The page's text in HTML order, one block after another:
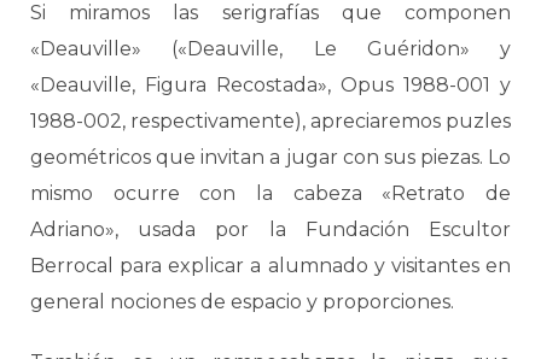
Si miramos las serigrafías que componen
«Deauville» («Deauville, Le Guéridon» y
«Deauville, Figura Recostada», Opus 1988-001 y
1988-002, respectivamente), apreciaremos puzles
geométricos que invitan a jugar con sus piezas. Lo
mismo ocurre con la cabeza «Retrato de
Adriano», usada por la Fundación Escultor
Berrocal para explicar a alumnado y visitantes en
general nociones de espacio y proporciones.